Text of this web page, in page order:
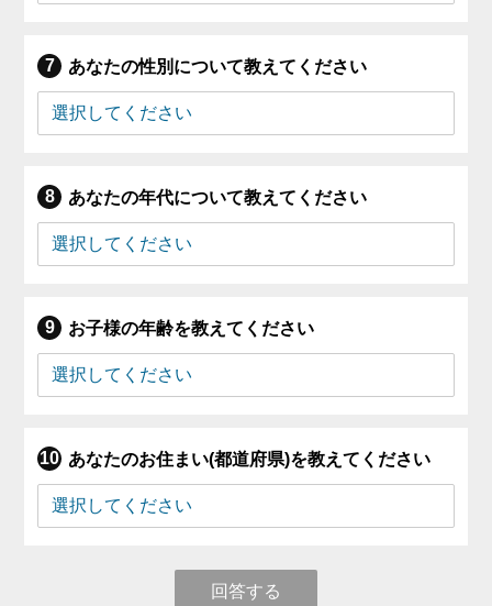
あなたの性別について教えてください
あなたの年代について教えてください
お子様の年齢を教えてください
あなたのお住まい(都道府県)を教えてください
回答する